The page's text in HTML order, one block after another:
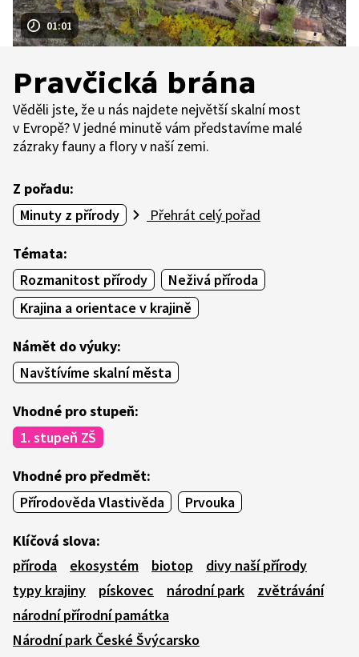
01:01
Pravčická brána
Věděli jste, že u nás najdete největší skalní most
v Evropě? V jedné minutě vám představíme malé
zázraky fauny a flory v naší zemi.
Z pořadu:
Minuty z přírody
Přehrát celý pořad
Témata:
Rozmanitost přírody
Neživá příroda
Krajina a orientace v krajině
Námět do výuky:
Navštívíme skalní města
Vhodné pro stupeň:
1. stupeň ZŠ
Vhodné pro předmět:
Přírodověda Vlastivěda
Prvouka
Klíčová slova:
příroda
ekosystém biotop
divy naší přírody
typy krajiny
pískovec národní park
zvětrávání
národní přírodní památka
Národní park České Švýcarsko